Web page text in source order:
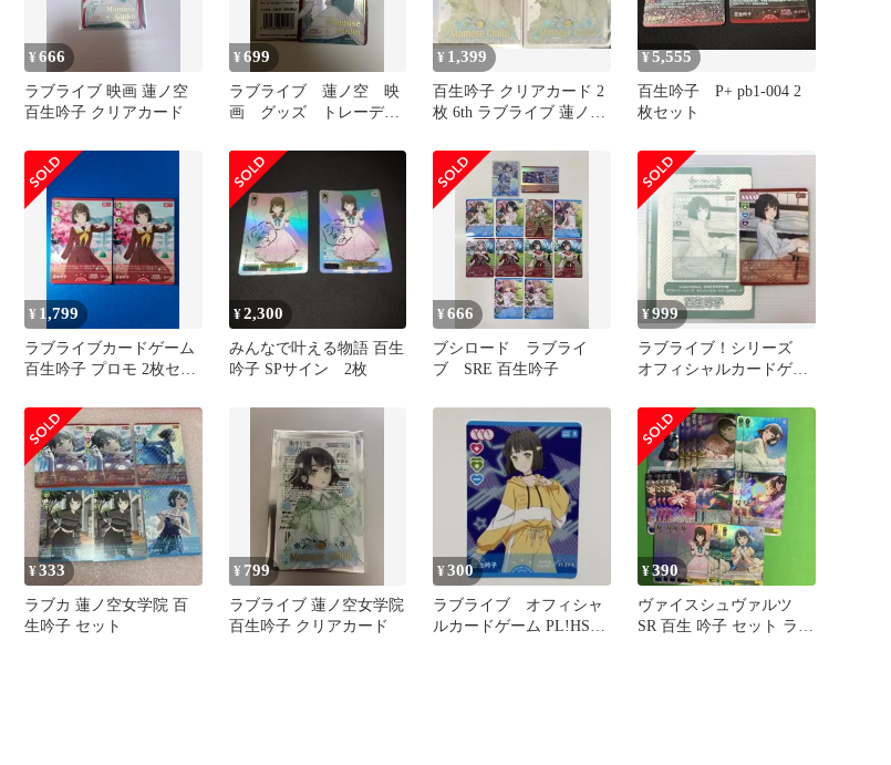
¥666
ラブライブ 映画 蓮ノ空
百生吟子 クリアカード
¥699
ラブライブ 蓮ノ空 映
画 グッズ トレーディ
ド 百生吟子
¥ 1,399
百生吟子 クリアカード 2
枚 6th ラブライブ 蓮ノ空
¥5,555
百生吟子 P+ pb1-004 2
枚セット
¥ 1,799
ラブライブカードゲーム
百生吟子 プロモ 2枚セッ
¥2,300
みんなで叶える物語 百生
吟子 SPサイン 2枚
¥666
ブシロード ラブライ
ブ SRE 百生吟子
¥999
ラブライブ！シリーズ
オフィシャルカードゲー
¥333
ラブカ 蓮ノ空女学院 百
生吟子 セット
¥ 799
ラブライブ 蓮ノ空女学院
百生吟子 クリアカード
¥300
ラブライブ オフィシャ
ルカードゲーム PL!HS-
¥390
ヴァイスシュヴァルツ
SR 百生 吟子 セット ラブ